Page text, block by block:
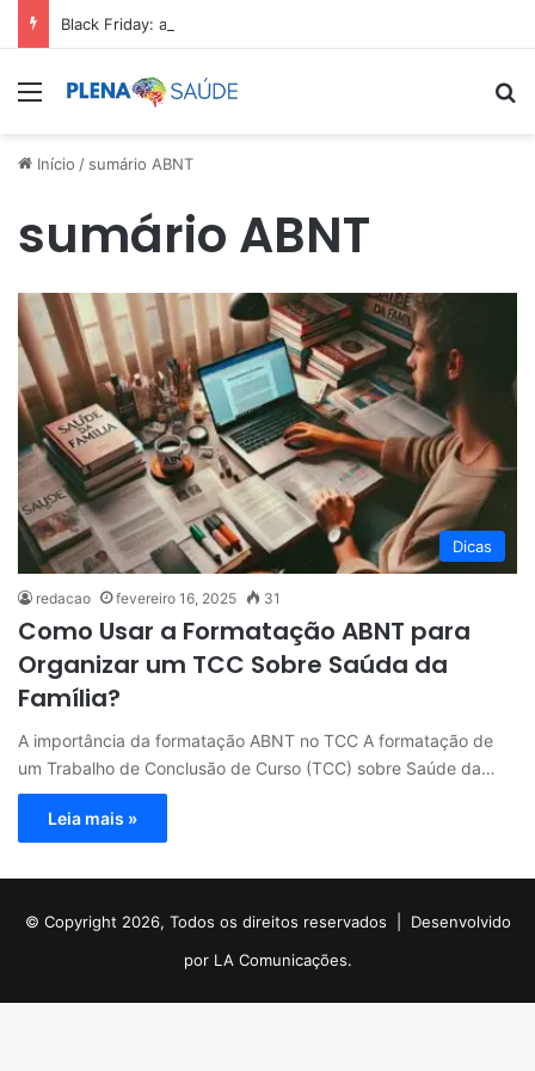
Black Friday: aproveite antes que acabe
Menu
Início / sumário ABNT
sumário ABNT
Dicas
redacao fevereiro 16, 2025 31
Como Usar a Formatação ABNT para
Organizar um TCC Sobre Saúda da
Família?
A importância da formatação ABNT no TCC A formatação de
um Trabalho de Conclusão de Curso (TCC) sobre Saúde da…
Leia mais »
© Copyright 2026, Todos os direitos reservados | Desenvolvido
por LA Comunicações.